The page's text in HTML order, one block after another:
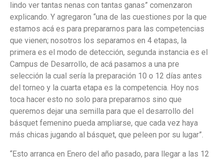
lindo ver tantas nenas con tantas ganas” comenzaron
explicando. Y agregaron “una de las cuestiones por la que
estamos acá es para prepararnos para las competencias
que vienen; nosotros los separamos en 4 etapas, la
primera es el modo de detección, segunda instancia es el
Campus de Desarrollo, de acá pasamos a una pre
selección la cual sería la preparación 10 o 12 días antes
del torneo y la cuarta etapa es la competencia. Hoy nos
toca hacer esto no solo para prepararnos sino que
queremos dejar una semilla para que el desarrollo del
básquet femenino pueda ampliarse, que cada vez haya
más chicas jugando al básquet, que peleen por su lugar”.
“Esto arranca en Enero del año pasado, para llegar a las 12